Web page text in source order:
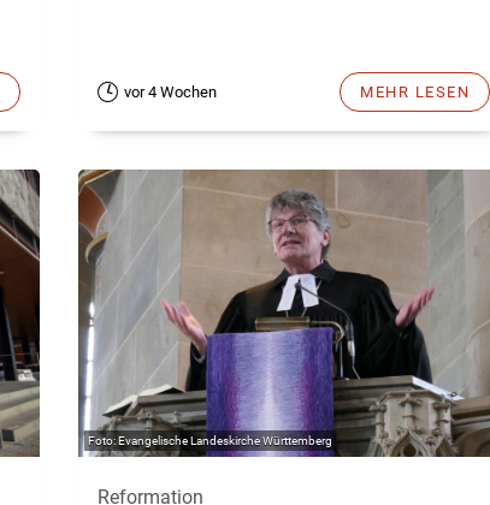
vor 4 Wochen MEHR LESEN
Evangelische Landeskirche Württemberg
Reformation